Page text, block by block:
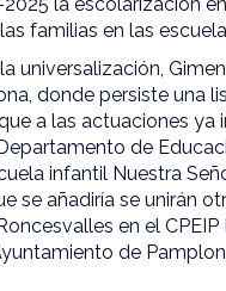
familias en las
universalización,
donde persiste una
a las actuaciones
de
infantil Nuestra
se añadiría se unirán
en el
de